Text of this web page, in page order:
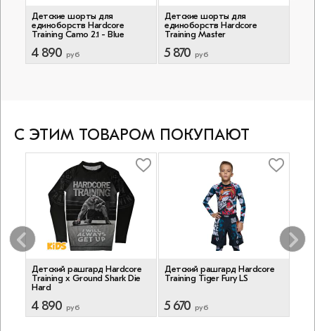
Детские шорты для
единоборств Hardcore
Training Camo 2.1 - Blue
4 890 руб
Детские шорты для
единоборств Hardcore
Training Master
5 870 руб
С ЭТИМ ТОВАРОМ ПОКУПАЮТ
Детский рашгард Hardcore
Training х Ground Shark Die
Hard
4 890 руб
Детский рашгард Hardcore
Training Tiger Fury LS
5 670 руб